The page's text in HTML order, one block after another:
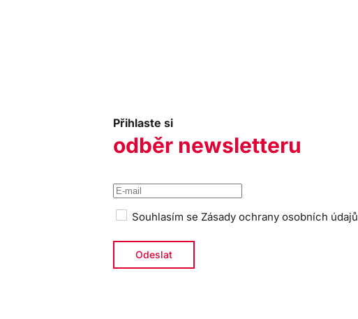
Přihlaste si
odběr newsletteru
Souhlasím se Zásady ochrany osobních údajů